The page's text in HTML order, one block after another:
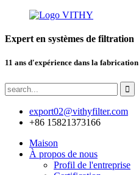
Expert en systèmes de filtration
11 ans d'expérience dans la fabrication
export02@vithyfilter.com
+86 15821373166
Maison
À propos de nous
Profil de l'entreprise